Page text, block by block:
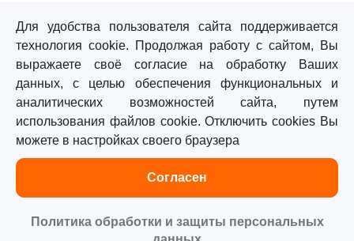
©«Sturm!» 2011–2026 ®
Все права защищены.
Политика обработки персональных данных
Для удобства пользователя сайта поддерживается
технология cookie. Продолжая работу с сайтом, Вы
выражаете своё согласие на обработку Ваших
данных, с целью обеспечения функциональных и
аналитических возможностей сайта, путем
использования файлов cookie. Отключить cookies Вы
можете в настройках своего браузера
Согласен
Политика обработки и защиты персональных